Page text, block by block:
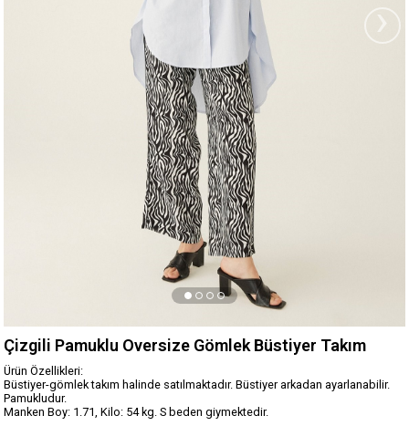
›
Çizgili Pamuklu Oversize Gömlek Büstiyer Takım
Ürün Özellikleri:
Büstiyer-gömlek takım halinde satılmaktadır. Büstiyer arkadan ayarlanabilir.
Pamukludur.
Manken Boy: 1.71, Kilo: 54 kg. S beden giymektedir.